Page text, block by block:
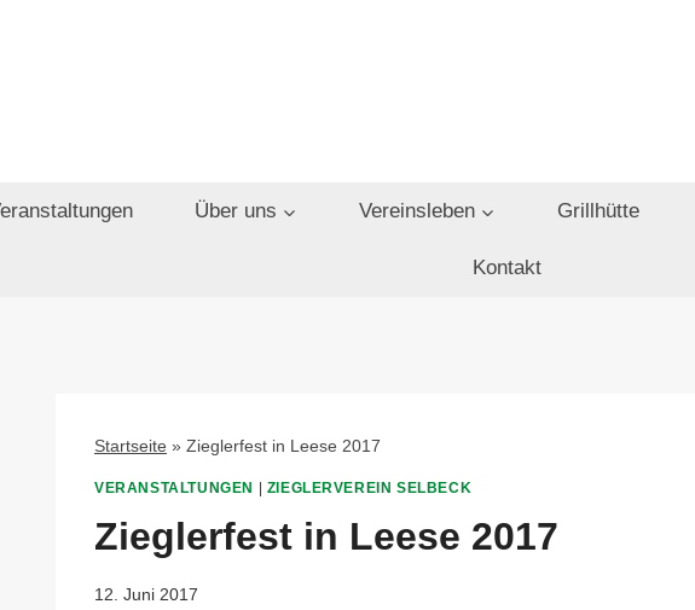
Über uns Vereinsleben Grillhütte
Kontakt
Startseite » Zieglerfest in Leese 2017
VERANSTALTUNGEN ZIEGLERVEREIN SELBECK
Zieglerfest in Leese 2017
12. Juni 2017